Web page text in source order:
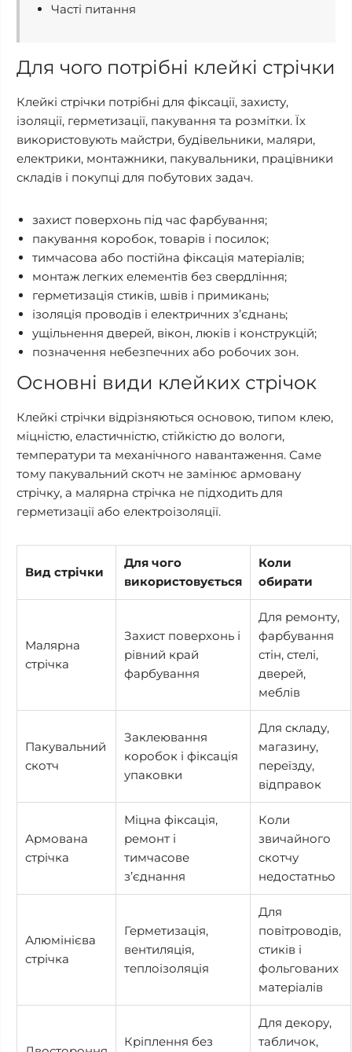
Часті питання
Для чого потрібні клейкі стрічки
Клейкі стрічки потрібні для фіксації, захисту,
ізоляції, герметизації, пакування та розмітки. Їх
використовують майстри, будівельники, маляри,
електрики, монтажники, пакувальники, працівники
складів і покупці для побутових задач.
захист поверхонь під час фарбування;
пакування коробок, товарів і посилок;
тимчасова або постійна фіксація матеріалів;
монтаж легких елементів без свердління;
герметизація стиків, швів і примикань;
ізоляція проводів і електричних з’єднань;
ущільнення дверей, вікон, люків і конструкцій;
позначення небезпечних або робочих зон.
Основні види клейких стрічок
Клейкі стрічки відрізняються основою, типом клею,
міцністю, еластичністю, стійкістю до вологи,
температури та механічного навантаження. Саме
тому пакувальний скотч не замінює армовану
стрічку, а малярна стрічка не підходить для
герметизації або електроізоляції.
Вид стрічки
Для чого
використовується
Коли
обирати
Малярна
стрічка
Захист поверхонь і
рівний край
фарбування
Для ремонту,
фарбування
стін, стелі,
дверей,
меблів
Пакувальний
скотч
Заклеювання
коробок і фіксація
упаковки
Для складу,
магазину,
переїзду,
відправок
Армована
стрічка
Міцна фіксація,
ремонт і
тимчасове
з’єднання
Коли
звичайного
скотчу
недостатньо
Алюмінієва
стрічка
Герметизація,
вентиляція,
теплоізоляція
Для
повітроводів,
стиків і
фольгованих
матеріалів
Кріплення без
Для декору,
табличок,